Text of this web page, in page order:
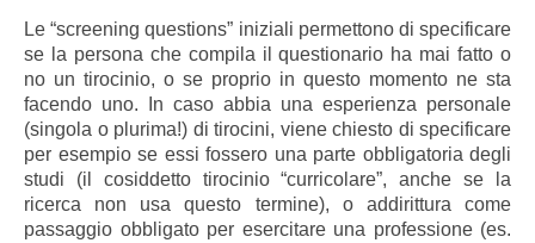
Le “screening questions” iniziali permettono di specificare
se la persona che compila il questionario ha mai fatto o
no un tirocinio, o se proprio in questo momento ne sta
facendo uno. In caso abbia una esperienza personale
(singola o plurima!) di tirocini, viene chiesto di specificare
per esempio se essi fossero una parte obbligatoria degli
studi (il cosiddetto tirocinio “curricolare”, anche se la
ricerca non usa questo termine), o addirittura come
passaggio obbligato per esercitare una professione (es.